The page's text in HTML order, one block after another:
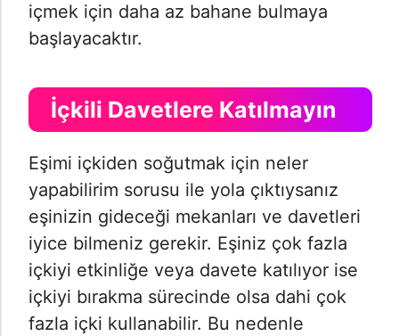
içmek için daha az bahane bulmaya
başlayacaktır.
İçkili Davetlere Katılmayın
Eşimi içkiden soğutmak için neler
yapabilirim sorusu ile yola çıktıysanız
eşinizin gideceği mekanları ve davetleri
iyice bilmeniz gerekir. Eşiniz çok fazla
içkiyi etkinliğe veya davete katılıyor ise
içkiyi bırakma sürecinde olsa dahi çok
fazla içki kullanabilir. Bu nedenle